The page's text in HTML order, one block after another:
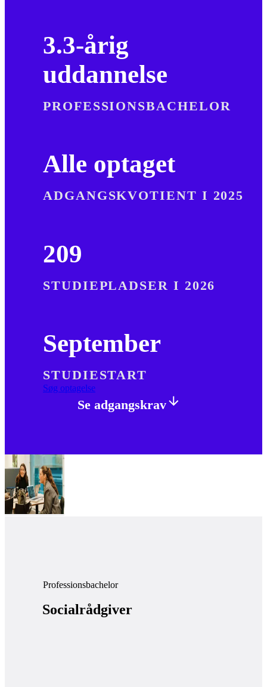
3.3-årig
uddannelse
PROFESSIONSBACHELOR
Alle optaget
ADGANGSKVOTIENT I 2025
209
STUDIEPLADSER I 2026
September
STUDIESTART
Søg optagelse
Se adgangskrav
Professionsbachelor
Socialrådgiver